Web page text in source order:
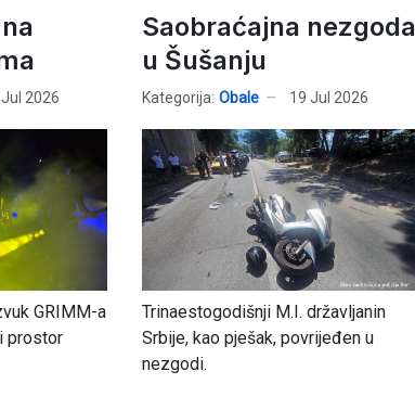
2026
GRIMM-a
prostor
Saobraćajna nezgoda
u Šušanju
Kategorija: Obale 19 Jul 2026
Trinaestogodišnji M.I. državljanin
Srbije, kao pješak, povrijeđen u
nezgodi.